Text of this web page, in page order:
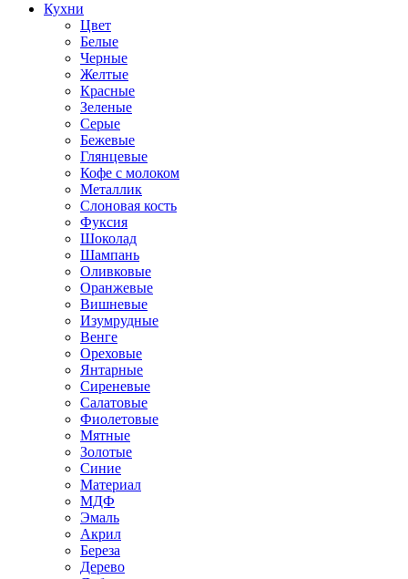
Кухни
Цвет
Белые
Черные
Желтые
Красные
Зеленые
Серые
Бежевые
Глянцевые
Кофе с молоком
Металлик
Слоновая кость
Фуксия
Шоколад
Шампань
Оливковые
Оранжевые
Вишневые
Изумрудные
Венге
Ореховые
Янтарные
Сиреневые
Салатовые
Фиолетовые
Мятные
Золотые
Синие
Материал
МДФ
Эмаль
Акрил
Береза
Дерево